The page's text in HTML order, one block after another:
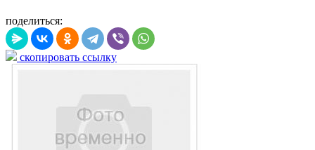
поделиться:
скопировать ссылку